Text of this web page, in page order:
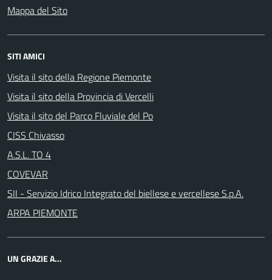
Mappa del Sito
SITI AMICI
Visita il sito della Regione Piemonte
Visita il sito della Provincia di Vercelli
Visita il sito del Parco Fluviale del Po
CISS Chivasso
A.S.L. TO 4
COVEVAR
SII - Servizio Idrico Integrato del biellese e vercellese S.p.A.
ARPA PIEMONTE
UN GRAZIE A...